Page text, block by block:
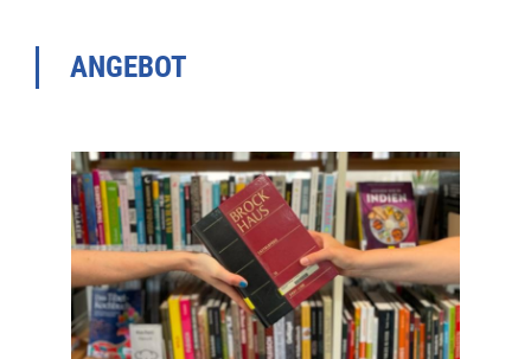
ANGEBOT